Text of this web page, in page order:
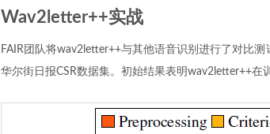
Wav2letter++实战
FAIR团队将wav2letter++与其他语音识别进行了对比
华尔街日报CSR数据集。初始结果表明wav2letter++